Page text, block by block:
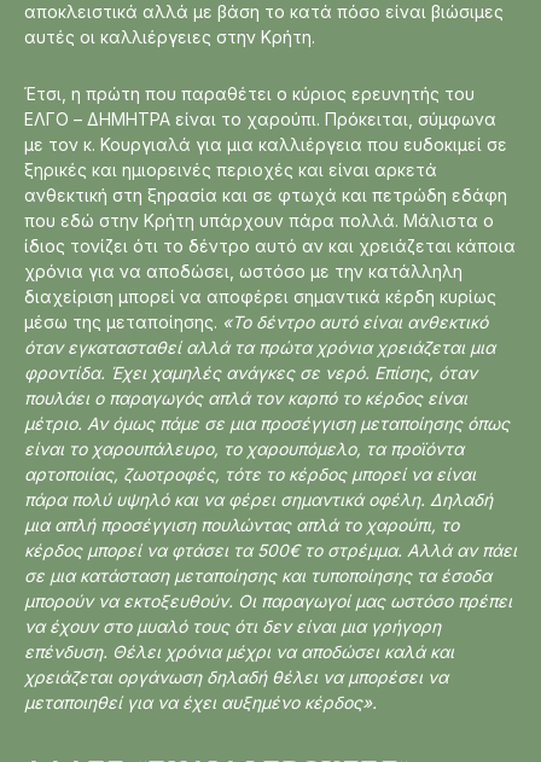
αποκλειστικά αλλά με βάση το κατά πόσο είναι βιώσιμες
αυτές οι καλλιέργειες στην Κρήτη.
Έτσι, η πρώτη που παραθέτει ο κύριος ερευνητής του
ΕΛΓΟ – ΔΗΜΗΤΡΑ είναι το χαρούπι. Πρόκειται, σύμφωνα
με τον κ. Κουργιαλά για μια καλλιέργεια που ευδοκιμεί σε
ξηρικές και ημιορεινές περιοχές και είναι αρκετά
ανθεκτική στη ξηρασία και σε φτωχά και πετρώδη εδάφη
που εδώ στην Κρήτη υπάρχουν πάρα πολλά. Μάλιστα ο
ίδιος τονίζει ότι το δέντρο αυτό αν και χρειάζεται κάποια
χρόνια για να αποδώσει, ωστόσο με την κατάλληλη
διαχείριση μπορεί να αποφέρει σημαντικά κέρδη κυρίως
μέσω της μεταποίησης. «Το δέντρο αυτό είναι ανθεκτικό
όταν εγκατασταθεί αλλά τα πρώτα χρόνια χρειάζεται μια
φροντίδα. Έχει χαμηλές ανάγκες σε νερό. Επίσης, όταν
πουλάει ο παραγωγός απλά τον καρπό το κέρδος είναι
μέτριο. Αν όμως πάμε σε μια προσέγγιση μεταποίησης όπως
είναι το χαρουπάλευρο, το χαρουπόμελο, τα προϊόντα
αρτοποιίας, ζωοτροφές, τότε το κέρδος μπορεί να είναι
πάρα πολύ υψηλό και να φέρει σημαντικά οφέλη. Δηλαδή
μια απλή προσέγγιση πουλώντας απλά το χαρούπι, το
κέρδος μπορεί να φτάσει τα 500€ το στρέμμα. Αλλά αν πάει
σε μια κατάσταση μεταποίησης και τυποποίησης τα έσοδα
μπορούν να εκτοξευθούν. Οι παραγωγοί μας ωστόσο πρέπει
να έχουν στο μυαλό τους ότι δεν είναι μια γρήγορη
επένδυση. Θέλει χρόνια μέχρι να αποδώσει καλά και
χρειάζεται οργάνωση δηλαδή θέλει να μπορέσει να
μεταποιηθεί για να έχει αυξημένο κέρδος».